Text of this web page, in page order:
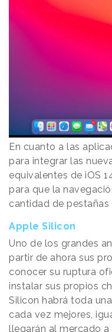
En cuanto a las
para integrar las
equivalentes de iOS
para que la
cantidad de
Apple Silicon
Uno de los grandes
partir de ahora sus
conocer su ruptura
instalar sus propios
Silicon habrá toda
cada vez mejores,
llegarán al mercado a